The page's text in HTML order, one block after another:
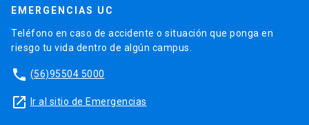
EMERGENCIAS UC
Teléfono en caso de accidente o situación que ponga en
riesgo tu vida dentro de algún campus.
phone (56)95504 5000
launch Ir al sitio de Emergencias